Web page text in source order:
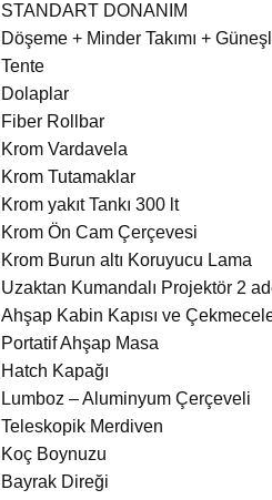
STANDART DONANIM
Döşeme + Minder Takımı +
Tente
Dolaplar
Fiber Rollbar
Krom Vardavela
Krom Tutamaklar
Krom yakıt Tankı 300 lt
Krom Ön Cam Çerçevesi
Krom Burun altı Koruyucu Lama
Uzaktan Kumandalı Projektör 2
Ahşap Kabin Kapısı ve
Portatif Ahşap Masa
Hatch Kapağı
Lumboz – Aluminyum Çerçeveli
Teleskopik Merdiven
Koç Boynuzu
Bayrak Direği